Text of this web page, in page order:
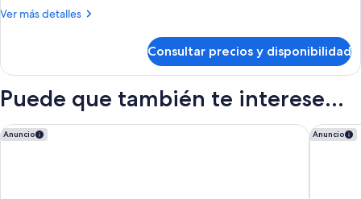
Ver más detalles
Más
Consultar precios y disponibilidad
Puede que también te interese...
Anuncio
Alua Illa de Menorca Hotel Anuncio